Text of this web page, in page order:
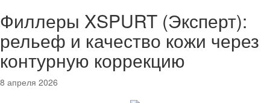
Филлеры XSPURT (Эксперт):
рельеф и качество кожи через
контурную коррекцию
8 апреля 2026